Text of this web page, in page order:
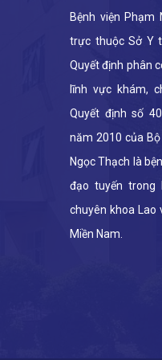
Bệnh viện Phạm
trực thuộc Sở Y
Quyết định phân
lĩnh vực khám,
Quyết định số
năm 2010 của
Ngọc Thạch là
đạo tuyến trong
chuyên khoa Lao
Miền Nam.